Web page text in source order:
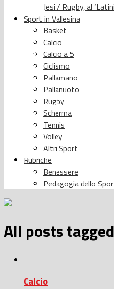
Jesi / Rugby, al
Sport in Vallesina
Basket
Calcio
Calcio a 5
Ciclismo
Pallamano
Pallanuoto
Rugby
Scherma
Tennis
Volley
Altri Sport
Rubriche
Benessere
Pedagogia dello
All posts
Calcio